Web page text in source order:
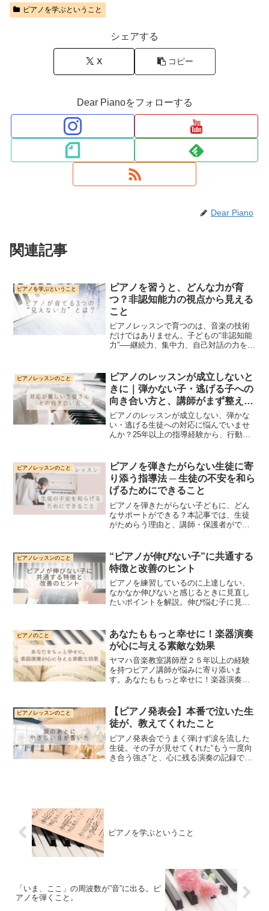
ピアノを学ぶということ
シェアする
X コピー
Dear Pianoをフォローする
Dear Piano
関連記事
ピアノを学ぶということ
ピアノを習うと、どんな力が育
つ？非認知能力の視点から見える
こと
ピアノレッスンで育つのは、音楽の技術
だけではありません。子どもの“非認知能
力”──継続力、集中力、自己対話の力を育
ピアノレッスンのこと
ピアノのレッスンが成立しないと
きに｜弾かない子・逃げる子への
向き合い方と、講師がまず整える
視点
ピアノのレッスンが成立しない、弾かな
い・逃げる生徒への対応に悩んでいませ
んか？25年以上の指導経験から、行動の
いための視点と、レッスンが動き出す“在
り方”のヒントも紹介します。
ピアノレッスンのこと
ピアノを弾きたがらない生徒に寄
り添う指導法 ─ 生徒の不安を和ら
げるためにできること
ピアノを弾きたがらない子どもに、どん
なサポートができる？本記事では、生徒
がためらう理由と、講師・保護者ができ
ピアノレッスンのこと
“ピアノが伸びない子”に共通する
特徴と改善のヒント
ピアノを練習しているのに上達しない、
なかなか伸びないと感じるときに見直し
たいポイントを解説。伸び悩む子に見ら
ピアノのこと
あなたももっと幸せに！楽器演奏
が心に与える素敵な効果
ヤマハ音楽教室講師歴２５年以上の経験
を持つピアノ講師が悩みに寄り添いま
す。あなたももっと幸せに！楽器演奏が
は、ただ音楽を聴くこと以上の喜びや満
足感をもたらしてくれます。...
ピアノレッスンのこと
【ピアノ発表会】本番で泣いた生
徒が、教えてくれたこと
ピアノ発表会でうまく弾けず涙を流した
生徒。その子が見せてくれた“もう一度向
き合う強さ”と、心に残る演奏の記録で
ピアノを学ぶということ
「いま、ここ」の周波数が”音”に出る。ピ
アノを弾くこと。